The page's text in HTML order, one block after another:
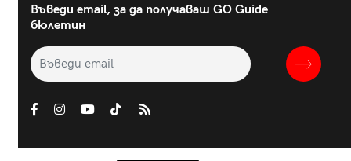
Въведи email, за да получаваш GO Guide
бюлетин